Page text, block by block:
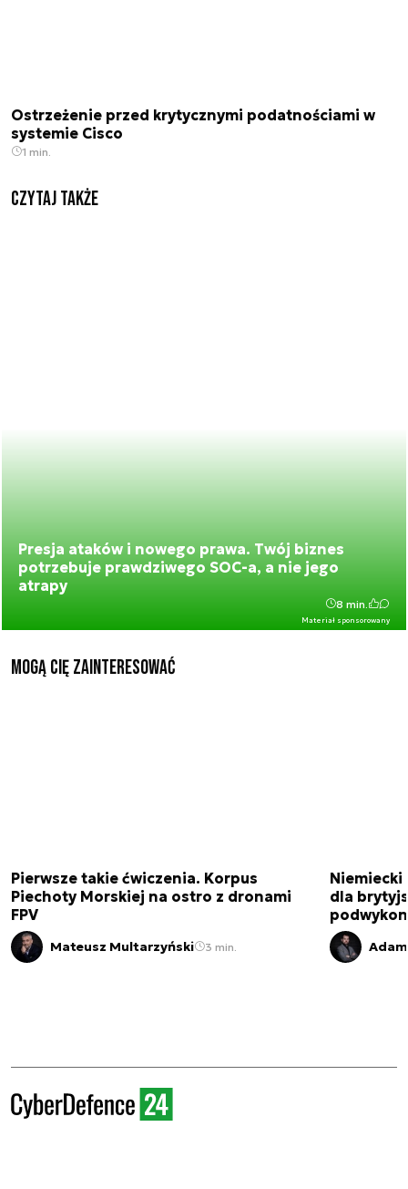
Ostrzeżenie przed krytycznymi podatnościami w
systemie Cisco
1 min.
Czytaj także
Presja ataków i nowego prawa. Twój biznes
potrzebuje prawdziwego SOC-a, a nie jego
atrapy
Materiał sponsorowany
8 min.
Mogą Cię zainteresować
Pierwsze takie ćwiczenia. Korpus
Piechoty Morskiej na ostro z dronami
FPV
Mateusz Multarzyński 3 min.
dla